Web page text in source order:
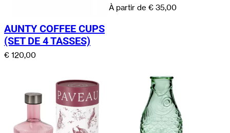
AUNTY COFFEE CUPS
(SET DE 4 TASSES)
€ 120,00
À partir de € 35,00